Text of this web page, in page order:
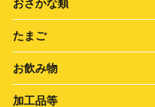
おさかな類
たまご
お飲み物
加工品等